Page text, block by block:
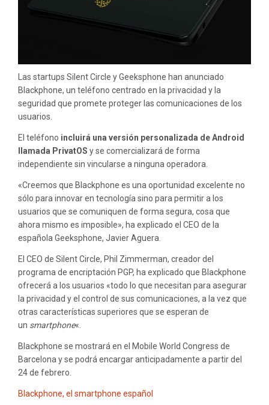
PROTEGER
LA
Las startups Silent Circle y Geeksphone han anunciado
Blackphone, un teléfono centrado en la privacidad y la
seguridad que promete proteger las comunicaciones de los
usuarios.
El teléfono incluirá una versión personalizada de Android
llamada PrivatOS y se comercializará de forma
independiente sin vincularse a ninguna operadora.
«Creemos que Blackphone es una oportunidad excelente no
sólo para innovar en tecnología sino para permitir a los
usuarios que se comuniquen de forma segura, cosa que
ahora mismo es imposible», ha explicado el CEO de la
española Geeksphone, Javier Aguera.
El CEO de Silent Circle, Phil Zimmerman, creador del
programa de encriptación PGP, ha explicado que Blackphone
ofrecerá a los usuarios «todo lo que necesitan para asegurar
la privacidad y el control de sus comunicaciones, a la vez que
otras características superiores que se esperan de
un smartphone«.
Blackphone se mostrará en el Mobile World Congress de
Barcelona y se podrá encargar anticipadamente a partir del
24 de febrero.
Blackphone, el smartphone español